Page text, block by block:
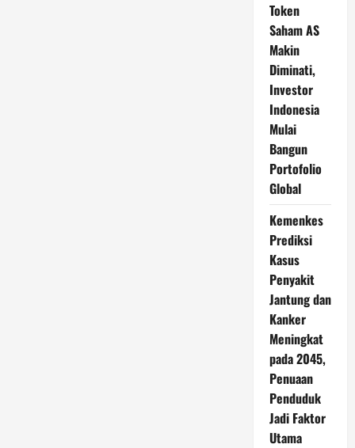
Token
Saham AS
Makin
Diminati,
Investor
Indonesia
Mulai
Bangun
Portofolio
Global
Kemenkes
Prediksi
Kasus
Penyakit
Jantung dan
Kanker
Meningkat
pada 2045,
Penuaan
Penduduk
Jadi Faktor
Utama